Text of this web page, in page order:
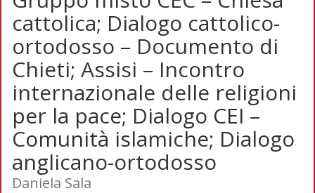
cattolica; Dialogo cattolico-
ortodosso – Documento di
Chieti; Assisi – Incontro
internazionale delle religioni
per la pace; Dialogo CEI –
Comunità islamiche; Dialogo
anglicano-ortodosso
Daniela Sala